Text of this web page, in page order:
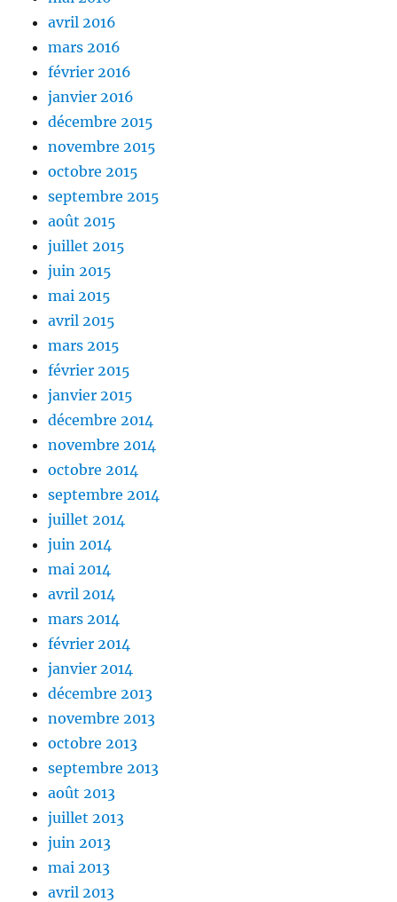
avril 2016
mars 2016
février 2016
janvier 2016
décembre 2015
novembre 2015
octobre 2015
septembre 2015
août 2015
juillet 2015
juin 2015
mai 2015
avril 2015
mars 2015
février 2015
janvier 2015
décembre 2014
novembre 2014
octobre 2014
septembre 2014
juillet 2014
juin 2014
mai 2014
avril 2014
mars 2014
février 2014
janvier 2014
décembre 2013
novembre 2013
octobre 2013
septembre 2013
août 2013
juillet 2013
juin 2013
mai 2013
avril 2013